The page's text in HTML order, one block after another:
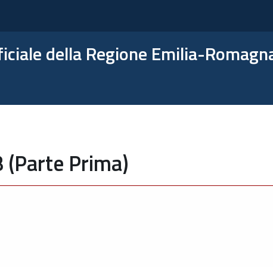
della Regione Emilia-
Prima)